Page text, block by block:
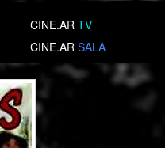
CINE.ARTV
CINE.ARSALA